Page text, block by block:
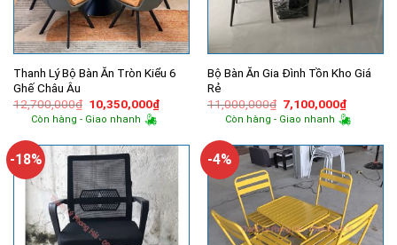
Thanh Lý Bộ Bàn Ăn Tròn Kiểu 6
Ghế Châu Âu
12,700,000₫ Giá
gốc
là:
10,350,000₫Giá
hiện
10,350,000₫.
Còn hàng - Giao nhanh
Bộ Bàn Ăn Gia Đình Tồn Kho Giá
Rẻ
11,000,000₫ Giá
gốc
là:
7,100,000₫Giá
hiện
tại
Còn hàng - Giao nhanh
-18% -4%